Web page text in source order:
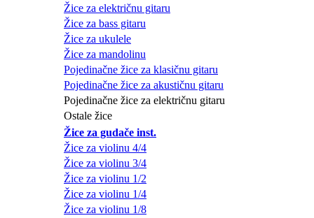
Žice za električnu gitaru
Žice za bass gitaru
Žice za ukulele
Žice za mandolinu
Pojedinačne žice za klasičnu gitaru
Pojedinačne žice za akustičnu gitaru
Pojedinačne žice za električnu gitaru
Ostale žice
Žice za gudače inst.
Žice za violinu 4/4
Žice za violinu 3/4
Žice za violinu 1/2
Žice za violinu 1/4
Žice za violinu 1/8